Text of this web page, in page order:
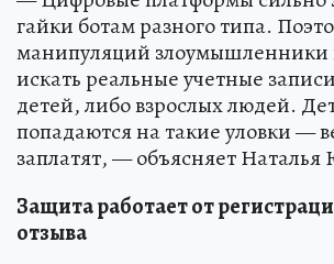
гайки ботам разного типа.
манипуляций злоумышленники
искать реальные учетные
детей, либо взрослых людей.
попадаются на такие уловки —
заплатят, — объясняет
Защита работает от
отзыва